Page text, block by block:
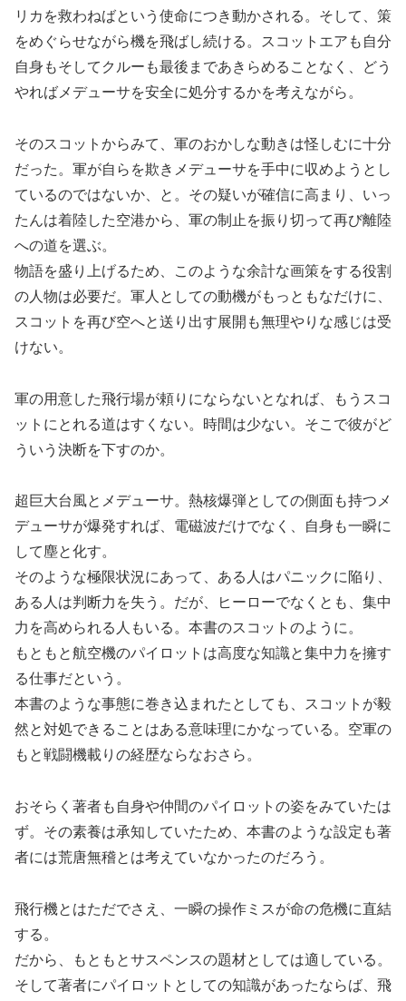
リカを救わねばという使命につき動かされる。そして、策
をめぐらせながら機を飛ばし続ける。スコットエアも自分
自身もそしてクルーも最後まであきらめることなく、どう
やればメデューサを安全に処分するかを考えながら。
そのスコットからみて、軍のおかしな動きは怪しむに十分
だった。軍が自らを欺きメデューサを手中に収めようとし
ているのではないか、と。その疑いが確信に高まり、いっ
たんは着陸した空港から、軍の制止を振り切って再び離陸
への道を選ぶ。
物語を盛り上げるため、このような余計な画策をする役割
の人物は必要だ。軍人としての動機がもっともなだけに、
スコットを再び空へと送り出す展開も無理やりな感じは受
けない。
軍の用意した飛行場が頼りにならないとなれば、もうスコ
ットにとれる道はすくない。時間は少ない。そこで彼がど
ういう決断を下すのか。
超巨大台風とメデューサ。熱核爆弾としての側面も持つメ
デューサが爆発すれば、電磁波だけでなく、自身も一瞬に
して塵と化す。
そのような極限状況にあって、ある人はパニックに陥り、
ある人は判断力を失う。だが、ヒーローでなくとも、集中
力を高められる人もいる。本書のスコットのように。
もともと航空機のパイロットは高度な知識と集中力を擁す
る仕事だという。
本書のような事態に巻き込まれたとしても、スコットが毅
然と対処できることはある意味理にかなっている。空軍の
もと戦闘機載りの経歴ならなおさら。
おそらく著者も自身や仲間のパイロットの姿をみていたは
ず。その素養は承知していたため、本書のような設定も著
者には荒唐無稽とは考えていなかったのだろう。
飛行機とはただでさえ、一瞬の操作ミスが命の危機に直結
する。
だから、もともとサスペンスの題材としては適している。
そして著者にパイロットとしての知識があったならば、飛